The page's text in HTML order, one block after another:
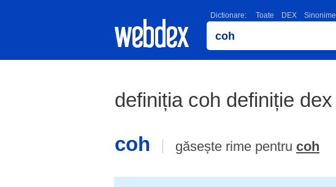
Dictionare: Toate DEX Sinonime
definiția coh definiție dex
coh
găsește rime pentru coh